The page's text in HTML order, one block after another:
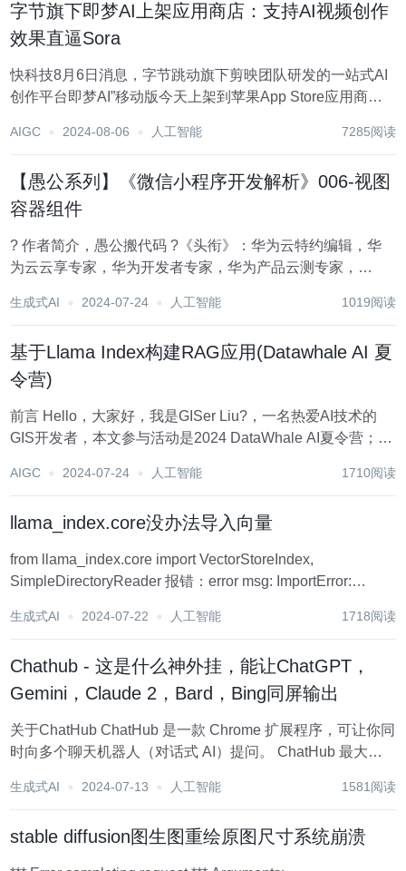
字节旗下即梦AI上架应用商店：支持AI视频创作
效果直逼Sora
快科技8月6日消息，字节跳动旗下剪映团队研发的一站式AI
创作平台即梦AI”移动版今天上架到苹果App Store应用商
化需求。用户可选择在App Store以每月连续订阅69元、单次
AIGC 2024-08-06 人工智能 7285阅读
【愚公系列】《微信小程序开发解析》006-视图
容器组件
? 作者简介，愚公搬代码 ?《头衔》：华为云特约编辑，华
为云云享专家，华为开发者专家，华为产品云测专家，
里云签约作者，腾讯云优秀博主，腾讯云内容共创官，掘金
生成式AI 2024-07-24 人工智能 1019阅读
基于Llama Index构建RAG应用(Datawhale AI 夏
令营)
前言 Hello，大家好，我是GISer Liu?，一名热爱AI技术的
GIS开发者，本文参与活动是2024 DataWhale AI夏令营；?
Ll...
AIGC 2024-07-24 人工智能 1710阅读
llama_index.core没办法导入向量
from llama_index.core import VectorStoreIndex,
SimpleDirectoryReader 报错：error msg: ImportError:
生成式AI 2024-07-22 人工智能 1718阅读
Chathub - 这是什么神外挂，能让ChatGPT，
Gemini，Claude 2，Bard，Bing同屏输出
关于ChatHub ChatHub 是一款 Chrome 扩展程序，可让你同
时向多个聊天机器人（对话式 AI）提问。 ChatHub 最大的
到答案。你可以通过比较多个聊天机器人（例如 ChatGPT...
生成式AI 2024-07-13 人工智能 1581阅读
stable diffusion图生图重绘原图尺寸系统崩溃